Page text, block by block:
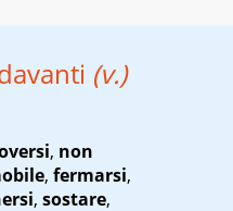
(v.)
, non
, fermarsi,
, sostare,